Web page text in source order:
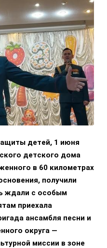
детей, 1 июня
детского дома
в 60 километрах
получили
ждали с особым
приехала
ансамбля песни и
округа —
миссии в зоне